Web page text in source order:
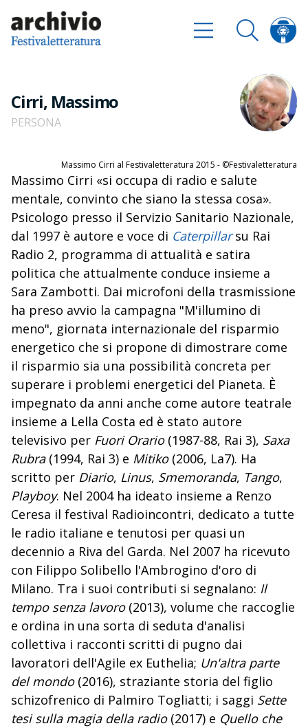
Cirri, Massimo
PERSONA
Massimo Cirri al Festivaletteratura 2015 - ©Festivaletteratura
Massimo Cirri «si occupa di radio e salute
mentale, convinto che siano la stessa cosa».
Psicologo presso il Servizio Sanitario Nazionale,
dal 1997 è autore e voce di Caterpillarsu Rai
Radio 2, programma di attualità e satira
politica che attualmente conduce insieme a
Sara Zambotti. Dai microfoni della trasmissione
ha preso avvio la campagna "M'illumino di
meno", giornata internazionale del risparmio
energetico che si propone di dimostrare come
il risparmio sia una possibilità concreta per
superare i problemi energetici del Pianeta. È
impegnato da anni anche come autore teatrale
insieme a Lella Costa ed è stato autore
televisivo per Fuori Orario(1987-88, Rai 3), Saxa
Rubra(1994, Rai 3) e Mitiko (2006, La7). Ha
scritto per Diario, Linus, Smemoranda, Tango,
Playboy. Nel 2004 ha ideato insieme a Renzo
Ceresa il festival Radioincontri, dedicato a tutte
le radio italiane e tenutosi per quasi un
decennio a Riva del Garda. Nel 2007 ha ricevuto
con Filippo Solibello l'Ambrogino d'oro di
Milano. Tra i suoi contributi si segnalano: Il
tempo senza lavoro(2013), volume che raccoglie
e ordina in una sorta di seduta d'analisi
collettiva i racconti scritti di pugno dai
lavoratori dell'Agile ex Euthelia; Un'altra parte
del mondo(2016), straziante storia del figlio
schizofrenico di Palmiro Togliatti; i saggi Sette
tesi sulla magia della radio (2017) e Quello che